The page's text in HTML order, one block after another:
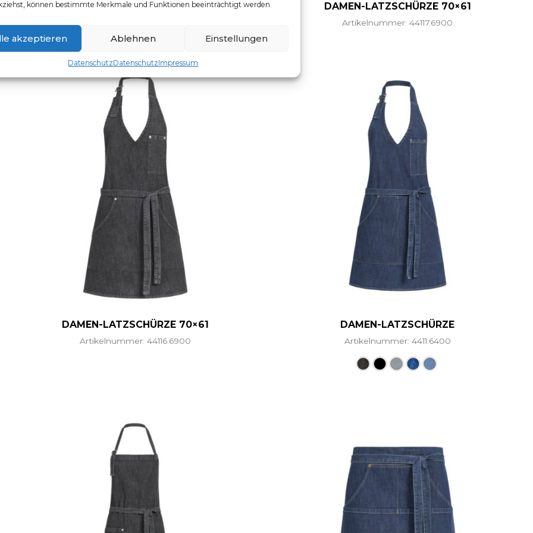
können bestimmte Merkmale und Funktionen beeinträchtigt werden.
akzeptieren Ablehnen Einstellungen
DatenschutzDatenschutzImpressum
DAMEN-LATZSCHÜRZE 70×61
Artikelnummer: 44118.6900
DAMEN-LATZSCHÜRZE 70×61
Artikelnummer: 44117.6900
DAMEN-LATZSCHÜRZE 70×61
Artikelnummer: 44116.6900
DAMEN-LATZSCHÜRZE
Artikelnummer: 4411.6400